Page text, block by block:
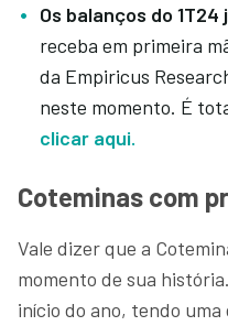
Os balanços do
receba em primeira
da Empiricus
neste momento. É
clicar aqui.
Coteminas com
Vale dizer que a
momento de sua
início do ano, tendo